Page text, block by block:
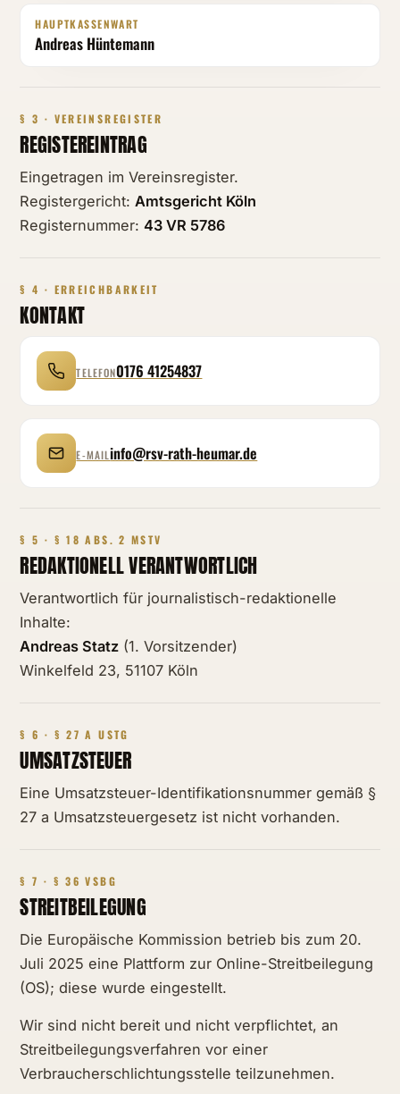
HAUPTKASSENWART
Andreas Hüntemann
§ 3 · VEREINSREGISTER
REGISTEREINTRAG
Eingetragen im Vereinsregister.
Registergericht:Amtsgericht Köln
Registernummer:43 VR 5786
§ 4 · ERREICHBARKEIT
KONTAKT
TELEFON0176 41254837
E-MAILinfo@rsv-rath-heumar.de
§ 5 · § 18 ABS. 2 MSTV
REDAKTIONELL VERANTWORTLICH
Verantwortlich für journalistisch-redaktionelle
Inhalte:
Andreas Statz (1. Vorsitzender)
Winkelfeld 23, 51107 Köln
§ 6 · § 27 A USTG
UMSATZSTEUER
Eine Umsatzsteuer-Identifikationsnummer gemäß §
27 a Umsatzsteuergesetz ist nicht vorhanden.
§ 7 · § 36 VSBG
STREITBEILEGUNG
Die Europäische Kommission betrieb bis zum 20.
Juli 2025 eine Plattform zur Online-Streitbeilegung
(OS); diese wurde eingestellt.
Wir sind nicht bereit und nicht verpflichtet, an
Streitbeilegungsverfahren vor einer
Verbraucherschlichtungsstelle teilzunehmen.